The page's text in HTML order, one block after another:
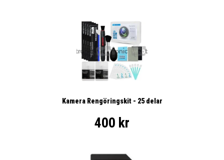
Kamera Rengöringskit - 25 delar
400 kr